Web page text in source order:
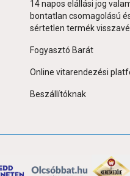
14 napos elállási jog
bontatlan csomagolású
sértetlen termék
Fogyasztó Barát
Online vitarendezési
Beszállítóknak